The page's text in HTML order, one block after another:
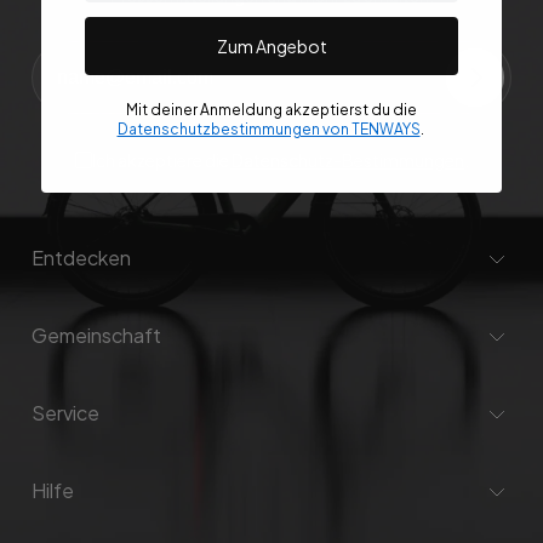
Entdecken
Gemeinschaft
Service
Hilfe
Zum Angebot
Mit deiner Anmeldung akzeptierst du die
Datenschutzbestimmungen von TENWAYS.